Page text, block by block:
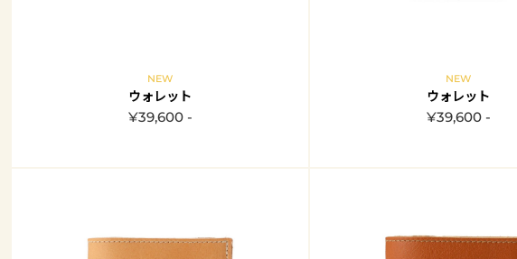
NEW
ウォレット
¥39,600 -
NEW
ウォレット
¥39,600 -